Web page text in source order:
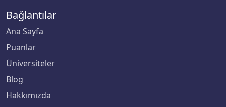
Bolu Abant İzzet Baysal Üniversitesi
Burdur Mehmet Akif Ersoy Üniversitesi
Bursa Teknik Üniversitesi
Bağlantılar
Ana Sayfa
Puanlar
Üniversiteler
Blog
Hakkımızda